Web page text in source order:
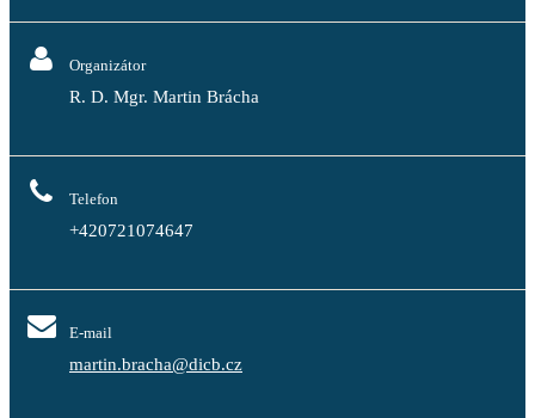
Organizátor
R. D. Mgr. Martin Brácha
Telefon
+420721074647
E-mail
martin.bracha@dicb.cz